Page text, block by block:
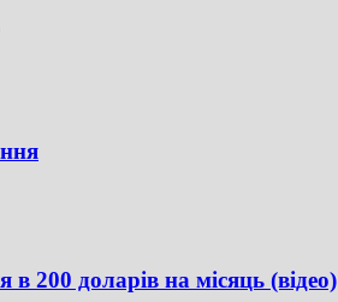
200 доларів на місяць (відео)